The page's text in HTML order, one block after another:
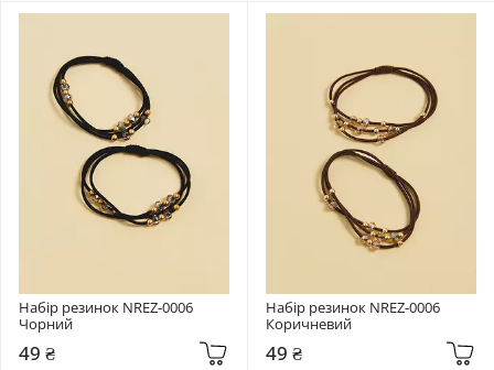
Набір резинок NREZ-0006
Чорний
49 ₴
Набір резинок NREZ-0006
Коричневий
49 ₴